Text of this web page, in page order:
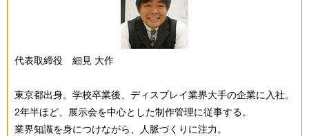
代表取締役 細見 大作
東京都出身。学校卒業後、ディスプレイ業界大手の企業に入社。
2年半ほど、展示会を中心とした制作管理に従事する。
業界知識を身につけながら、人脈づくりに注力。